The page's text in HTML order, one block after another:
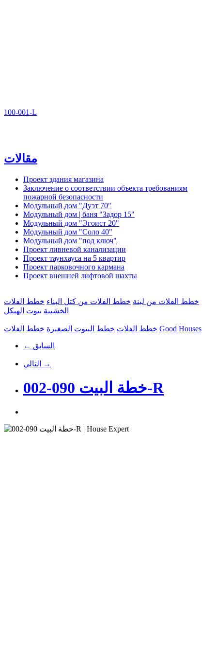
100-001-L
مقالات
Проект здания магазина
Заключение о соответствии объекта требованиям
пожарной безопасности
Модульный дом "Дуэт 70"
Модульный дом | баня "Задор 15"
Модульный дом "Эгоист 20"
Модульный дом "Соло 40"
Модульный дом "под ключ"
Проект ливневой канализации
Проект таунхауса на 5 квартир
Проект парковочного кармана
Проект внешней лифтовой шахты
خطط الفلات من لبنة خطط الفلات من كتل البناء خطط الفلات
الخشبية بيوت الهيكل
خطط الفلات خطط البيوت الصغيرة خطط الفلات Good Houses
← السابق
التالي →
خطة البيت 090-002-R